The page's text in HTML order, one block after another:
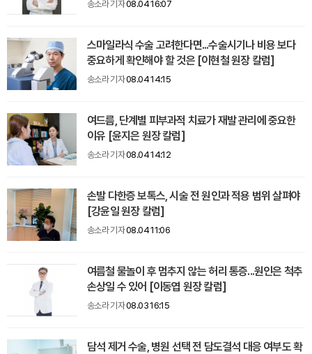
송소라 기자08.04 16:07
스마일라식 수술 고려한다면...수술시기나 비용 보다
중요하게 확인해야 할 것은 [이현철 원장 칼럼]
송소라 기자08.04 14:15
여드름, 단계별 피부과적 치료가 재발 관리에 중요한
이유 [윤지은 원장 칼럼]
송소라 기자08.04 14:12
손발 다한증 보톡스, 시술 전 원인과 적용 범위 살펴야
[강윤일 원장 칼럼]
송소라 기자08.04 11:06
여름철 물놀이 후 멈추지 않는 허리 통증...원인은 척추
손상일 수 있어 [이동엽 원장 칼럼]
송소라 기자08.03 16:15
담석 제거 수술, 병원 선택 전 담도결석 대응 여부도 확